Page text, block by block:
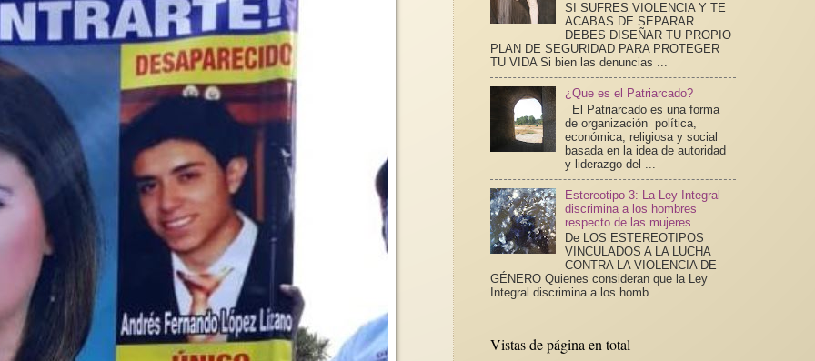
SI SUFRES VIOLENCIA Y TE
ACABAS DE SEPARAR
DEBES DISEÑAR TU PROPIO
PLAN DE SEGURIDAD PARA PROTEGER
TU VIDA Si bien las denuncias ...
¿Que es el Patriarcado?
El Patriarcado es una forma
de organización política,
económica, religiosa y social
basada en la idea de autoridad
y liderazgo del ...
Estereotipo 3: La Ley Integral
discrimina a los hombres
respecto de las mujeres.
De LOS ESTEREOTIPOS
VINCULADOS A LA LUCHA
CONTRA LA VIOLENCIA DE
GÉNERO Quienes consideran que la Ley
Integral discrimina a los homb...
Vistas de página en total